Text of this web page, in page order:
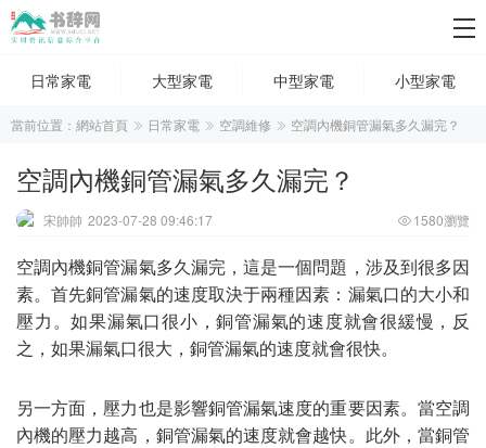
日常家電 大型家電 中型家電 小型家電
當前位置： 網站首頁 日常家電 空調維修 空調內機銅管漏氣多久漏完？
空調內機銅管漏氣多久漏完？
宋帥帥 2023-07-28 09:46:17 1580瀏覽
空調內機銅管漏氣多久漏完，這是一個問題，涉及到很多因
素。首先銅管漏氣的速度取決于兩種因素：漏氣口的大小和
壓力。如果漏氣口很小，銅管漏氣的速度就會很緩慢，反
之，如果漏氣口很大，銅管漏氣的速度就會很快。
另一方面，壓力也是影響銅管漏氣速度的重要因素。當空調
內機的壓力越高，銅管漏氣的速度就會越快。此外，當銅管